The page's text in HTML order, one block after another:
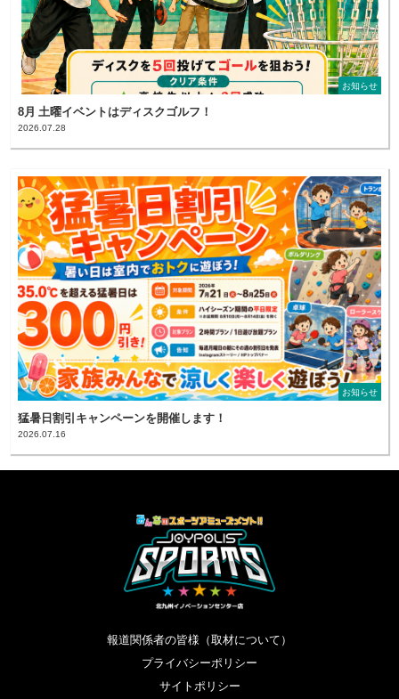
お知らせ
8月 土曜イベントはディスクゴルフ！
2026.07.28
お知らせ
猛暑日割引キャンペーンを開催します！
2026.07.16
報道関係者の皆様（取材について）
プライバシーポリシー
サイトポリシー